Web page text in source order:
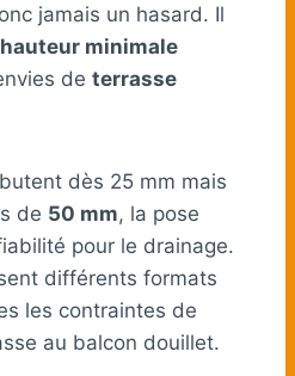
jamais un hasard. Il
hauteur minimale
de terrasse
dès 25 mm mais
de 50 mm, la pose
pour le drainage.
différents formats
les contraintes de
au balcon douillet.